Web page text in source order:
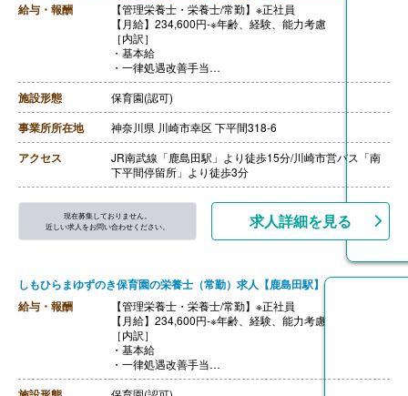
給与・報酬
【管理栄養士・栄養士/常勤】※正社員
【月給】234,600円-※年齢、経験、能力考慮
［内訳］
・基本給
・一律処遇改善手当
［その他手当］
・役職手当
・家族手当
・残業手当
【賞与】年2回
【通勤手当】あり（全額支給）
【昇給】年1回
【退職金】あり
施設形態 保育園(認可)
事業所所在地 神奈川県 川崎市幸区 下平間318-6
アクセス
JR南武線「鹿島田駅」より徒歩15分/川崎市営バス「南
下平間停留所」より徒歩3分
現在募集しておりません。
近しい求人をお問い合わせください。
求人詳細を見る
しもひらまゆずのき保育園の栄養士（常勤）求人【鹿島田駅】
給与・報酬
【管理栄養士・栄養士/常勤】※正社員
【月給】234,600円-※年齢、経験、能力考慮
［内訳］
・基本給
・一律処遇改善手当
［その他手当］